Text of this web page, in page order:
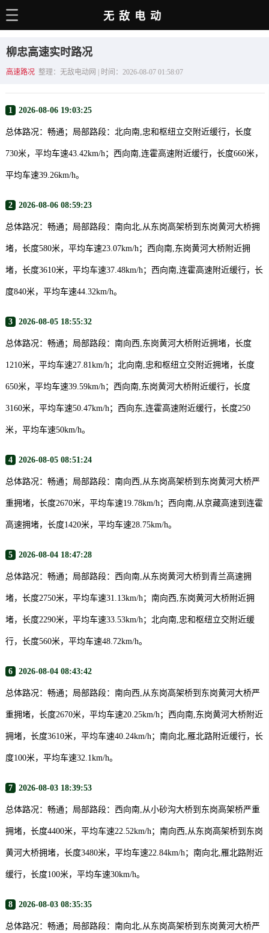
电动百科
电车手册
销量榜
无敌电动
柳忠高速实时路况
高速路况 整理：无敌电动网 | 时间：2026-08-07 01:58:07
1 2026-08-06 19:03:25
总体路况：畅通；局部路段：北向南,忠和枢纽立交附近缓行，长度
730米，平均车速43.42km/h；西向南,连霍高速附近缓行，长度660米，
平均车速39.26km/h。
2 2026-08-06 08:59:23
总体路况：畅通；局部路段：南向北,从东岗高架桥到东岗黄河大桥拥
堵，长度580米，平均车速23.07km/h；西向南,东岗黄河大桥附近拥
堵，长度3610米，平均车速37.48km/h；西向南,连霍高速附近缓行，长
度840米，平均车速44.32km/h。
3 2026-08-05 18:55:32
总体路况：畅通；局部路段：南向西,东岗黄河大桥附近拥堵，长度
1210米，平均车速27.81km/h；北向南,忠和枢纽立交附近拥堵，长度
650米，平均车速39.59km/h；西向南,东岗黄河大桥附近缓行，长度
3160米，平均车速50.47km/h；西向东,连霍高速附近缓行，长度250
米，平均车速50km/h。
4 2026-08-05 08:51:24
总体路况：畅通；局部路段：南向西,从东岗高架桥到东岗黄河大桥严
重拥堵，长度2670米，平均车速19.78km/h；西向南,从京藏高速到连霍
高速拥堵，长度1420米，平均车速28.75km/h。
5 2026-08-04 18:47:28
总体路况：畅通；局部路段：西向南,从东岗黄河大桥到青兰高速拥
堵，长度2750米，平均车速31.13km/h；南向西,东岗黄河大桥附近拥
堵，长度2290米，平均车速33.53km/h；北向南,忠和枢纽立交附近缓
行，长度560米，平均车速48.72km/h。
6 2026-08-04 08:43:42
总体路况：畅通；局部路段：南向西,从东岗高架桥到东岗黄河大桥严
重拥堵，长度2670米，平均车速20.25km/h；西向南,东岗黄河大桥附近
拥堵，长度3610米，平均车速40.24km/h；南向北,雁北路附近缓行，长
度100米，平均车速32.1km/h。
7 2026-08-03 18:39:53
总体路况：畅通；局部路段：西向南,从小砂沟大桥到东岗高架桥严重
拥堵，长度4400米，平均车速22.52km/h；南向西,从东岗高架桥到东岗
黄河大桥拥堵，长度3480米，平均车速22.84km/h；南向北,雁北路附近
缓行，长度100米，平均车速30km/h。
8 2026-08-03 08:35:35
总体路况：畅通；局部路段：南向北,从东岗高架桥到东岗黄河大桥严